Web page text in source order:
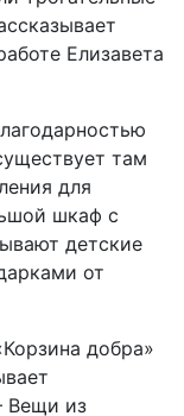
Елизавета
там
для
шкаф с
детские
от
добра»
Вещи из